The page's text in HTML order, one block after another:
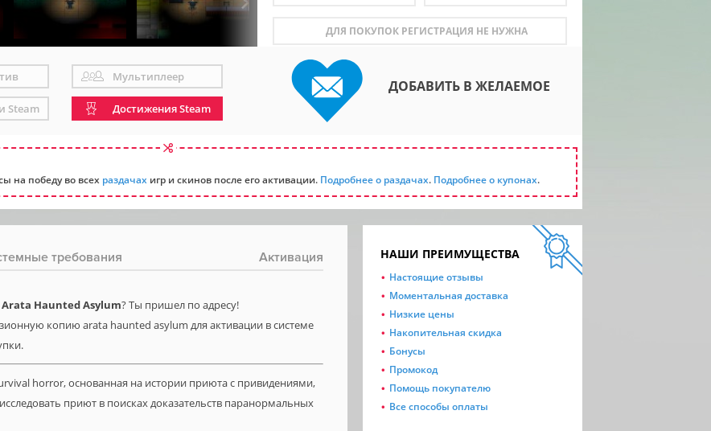
ДЛЯ ПОКУПОК РЕГИСТРАЦИЯ НЕ НУЖНА
Мультиплеер
Steam Достижения Steam
ДОБАВИТЬ В ЖЕЛАЕМОЕ
на победу во всех раздачах игр и скинов после его активации. Подробнее о раздачах. Подробнее о купонах.
требования Активация
Haunted Asylum? Ты пришел по адресу!
копию arata haunted asylum для активации в системе
horror, основанная на истории приюта с привидениями,
приют в поисках доказательств паранормальных
НАШИ ПРЕИМУЩЕСТВА
Настоящие отзывы
Моментальная доставка
Низкие цены
Накопительная скидка
Бонусы
Промокод
Помощь покупателю
Все способы оплаты